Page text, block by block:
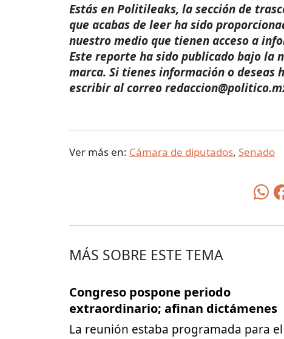
Estás en Politileaks, la sección de
que acabas de leer ha sido
nuestro medio que tienen acceso a
Este reporte ha sido publicado bajo
marca. Si tienes información o deseas
escribir al correo
Ver más en: Cámara de diputados, Senado
MÁS SOBRE ESTE TEMA
Congreso pospone periodo
extraordinario; afinan dictámenes
La reunión estaba programada para el